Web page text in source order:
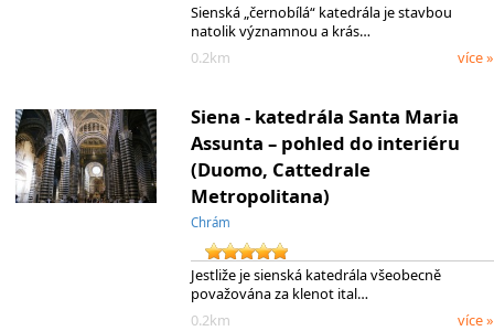
Sienská „černobílá“ katedrála je stavbou
natolik významnou a krás…
0.2km
více »
Siena - katedrála Santa Maria
Assunta – pohled do interiéru
(Duomo, Cattedrale
Metropolitana)
Chrám
Jestliže je sienská katedrála všeobecně
považována za klenot ital…
0.2km
více »